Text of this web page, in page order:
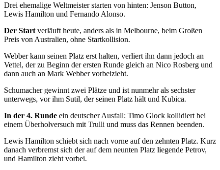
Drei ehemalige Weltmeister starten von hinten: Jenson Button,
Lewis Hamilton und Fernando Alonso.
Der Start verläuft heute, anders als in Melbourne, beim Großen
Preis von Australien, ohne Startkollision.
Webber kann seinen Platz erst halten, verliert ihn dann jedoch an
Vettel, der zu Beginn der ersten Runde gleich an Nico Rosberg und
dann auch an Mark Webber vorbeizieht.
Schumacher gewinnt zwei Plätze und ist nunmehr als sechster
unterwegs, vor ihm Sutil, der seinen Platz hält und Kubica.
In der 4. Runde ein deutscher Ausfall: Timo Glock kollidiert bei
einem Überholversuch mit Trulli und muss das Rennen beenden.
Lewis Hamilton schiebt sich nach vorne auf den zehnten Platz. Kurz
danach verbremst sich der auf dem neunten Platz liegende Petrov,
und Hamilton zieht vorbei.